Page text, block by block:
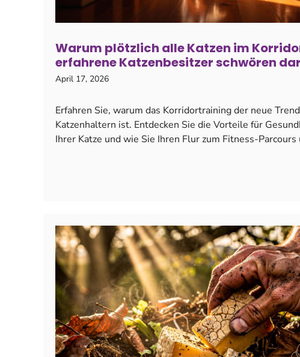
Warum plötzlich alle Katzen im
erfahrene Katzenbesitzer schwören
April 17, 2026
Erfahren Sie, warum das Korridortraining der neue
Katzenhaltern ist. Entdecken Sie die Vorteile für
Ihrer Katze und wie Sie Ihren Flur zum Fitness-